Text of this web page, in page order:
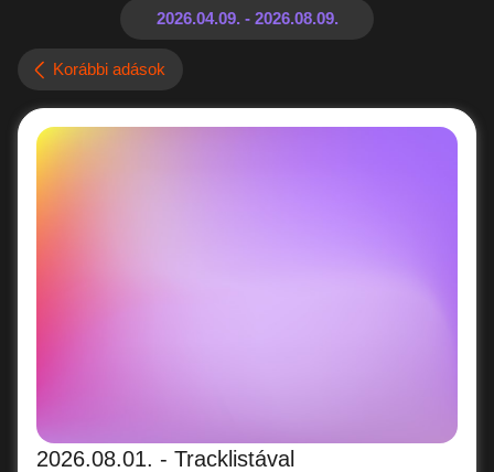
Korábbi adások
2026.08.01. - Tracklistával